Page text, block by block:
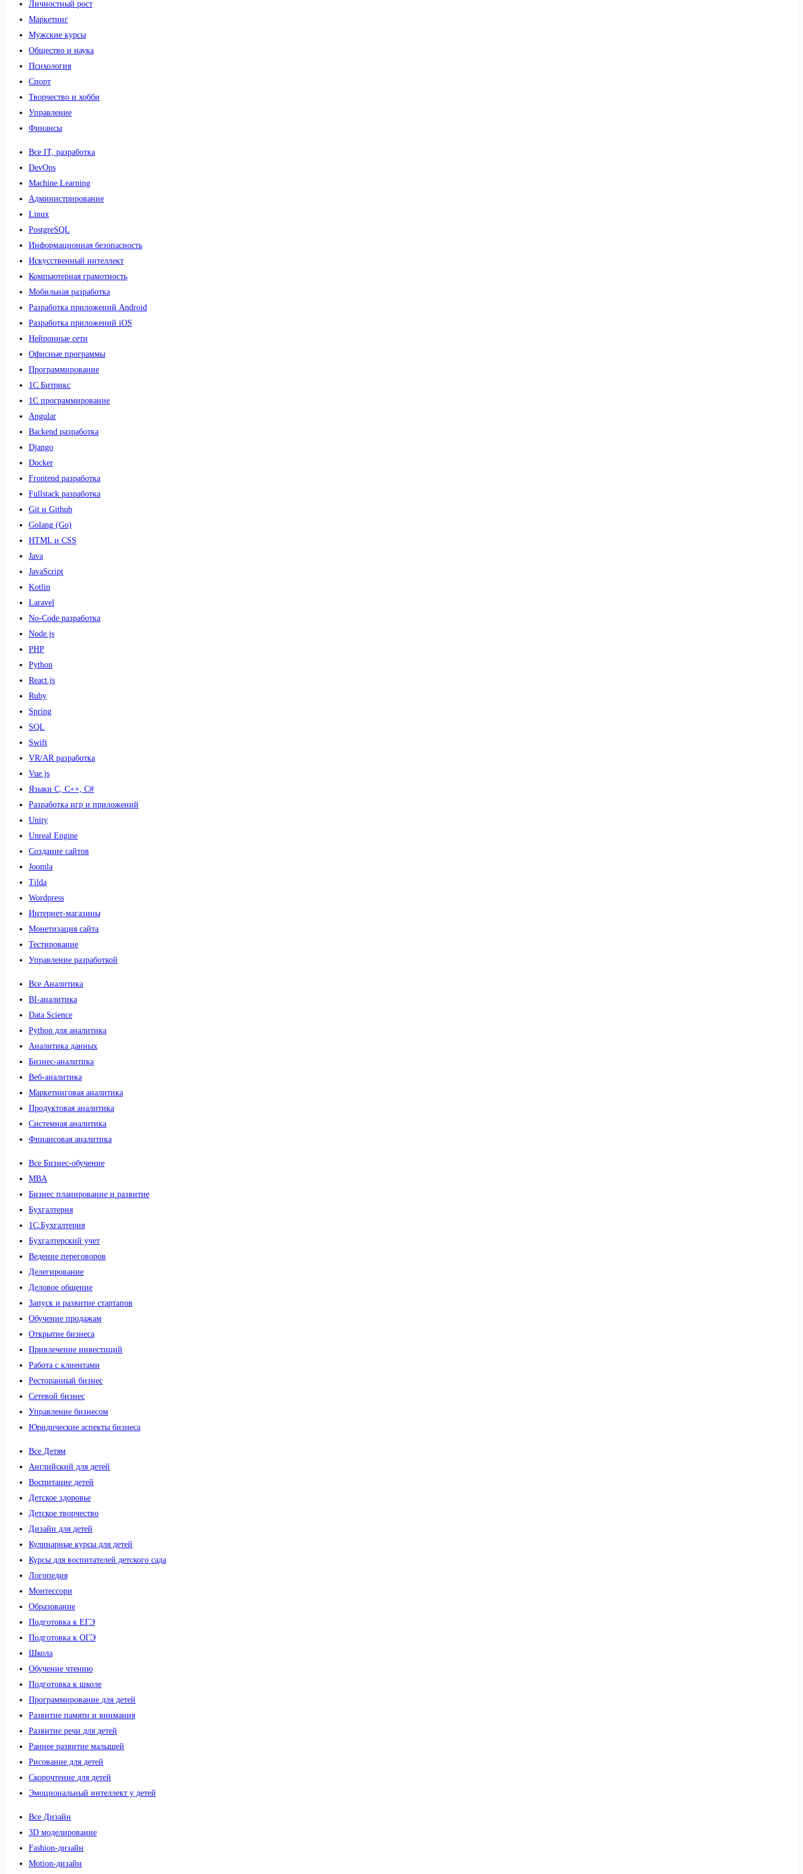
Личностный рост
Маркетинг
Мужские курсы
Общество и наука
Психология
Спорт
Творчество и хобби
Управление
Финансы
Все IT, разработка
DevOps
Machine Learning
Администрирование
Linux
PostgreSQL
Информационная безопасность
Искусственный интеллект
Компьютерная грамотность
Мобильная разработка
Разработка приложений Android
Разработка приложений iOS
Нейронные сети
Офисные программы
Программирование
1С Битрикс
1С программирование
Angular
Backend разработка
Django
Docker
Frontend разработка
Fullstack разработка
Git и Github
Golang (Go)
HTML и CSS
Java
JavaScript
Kotlin
Laravel
No-Code разработка
Node.js
PHP
Python
React.js
Ruby
Spring
SQL
Swift
VR/AR разработка
Vue.js
Языки С, С++, С#
Разработка игр и приложений
Unity
Unreal Engine
Создание сайтов
Joomla
Tilda
Wordpress
Интернет-магазины
Монетизация сайта
Тестирование
Управление разработкой
Все Аналитика
BI-аналитика
Data Science
Python для аналитика
Аналитика данных
Бизнес-аналитика
Веб-аналитика
Маркетинговая аналитика
Продуктовая аналитика
Системная аналитика
Финансовая аналитика
Все Бизнес-обучение
MBA
Бизнес планирование и развитие
Бухгалтерия
1C:Бухгалтерия
Бухгалтерский учет
Ведение переговоров
Делегирование
Деловое общение
Запуск и развитие стартапов
Обучение продажам
Открытие бизнеса
Привлечение инвестиций
Работа с клиентами
Ресторанный бизнес
Сетевой бизнес
Управление бизнесом
Юридические аспекты бизнеса
Все Детям
Английский для детей
Воспитание детей
Детское здоровье
Детское творчество
Дизайн для детей
Кулинарные курсы для детей
Курсы для воспитателей детского сада
Логопедия
Монтессори
Образование
Подготовка к ЕГЭ
Подготовка к ОГЭ
Школа
Обучение чтению
Подготовка к школе
Программирование для детей
Развитие памяти и внимания
Развитие речи для детей
Раннее развитие малышей
Рисование для детей
Скорочтение для детей
Эмоциональный интеллект у детей
Все Дизайн
3D моделирование
Fashion-дизайн
Motion-дизайн